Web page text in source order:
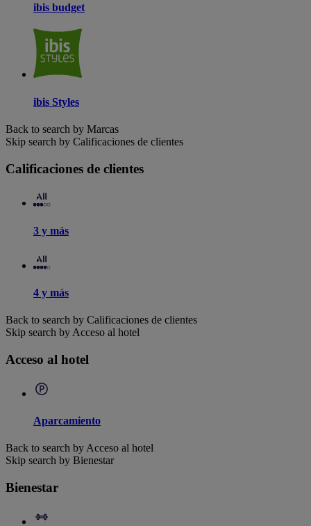
ibis budget
ibis Styles
Back to search by Marcas
Skip search by Calificaciones de clientes
Calificaciones de clientes
3 y más
4 y más
Back to search by Calificaciones de clientes
Skip search by Acceso al hotel
Acceso al hotel
Aparcamiento
Back to search by Acceso al hotel
Skip search by Bienestar
Bienestar